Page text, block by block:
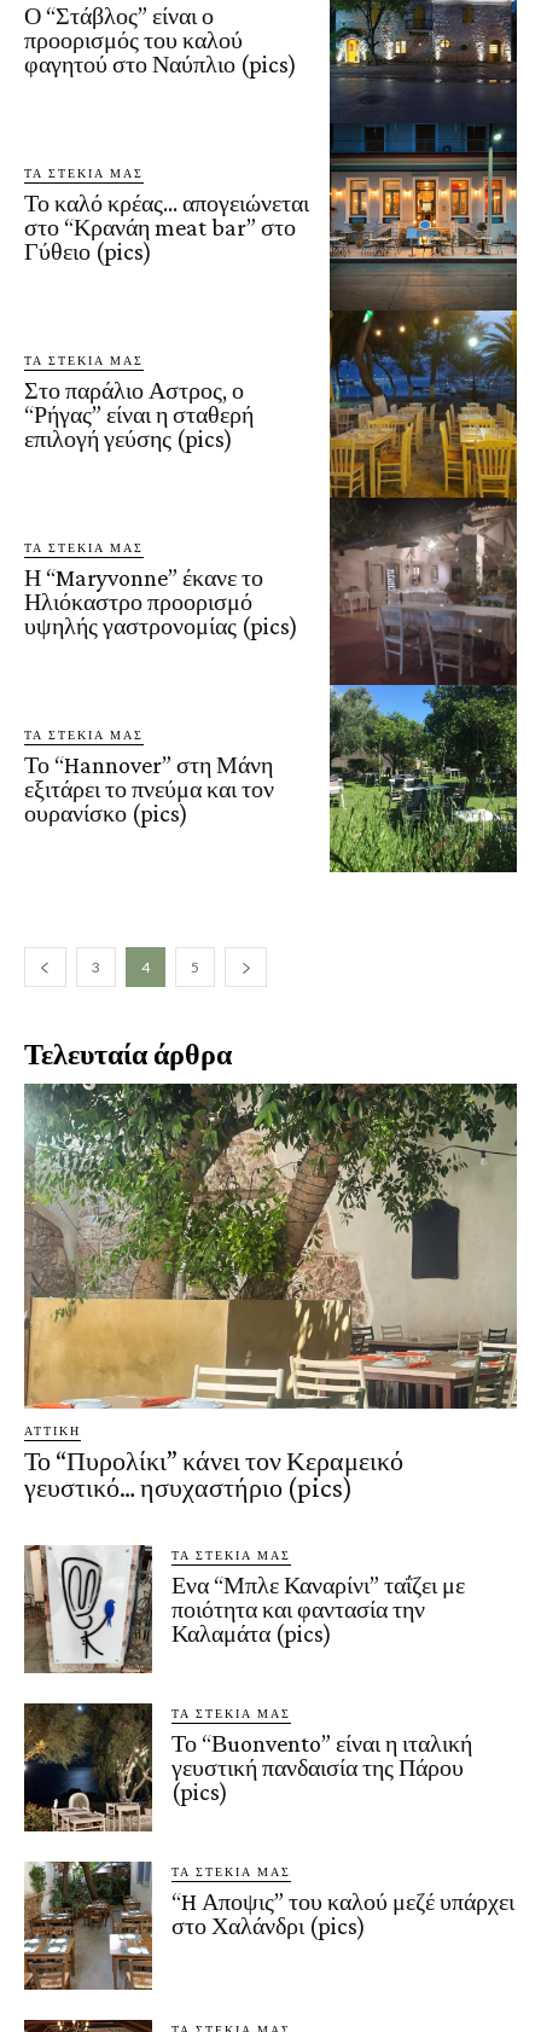
Ο “Στάβλος” είναι ο
προορισμός του καλού
φαγητού στο Ναύπλιο (pics)
ΤΑ ΣΤΕΚΙΑ ΜΑΣ
Το καλό κρέας… απογειώνεται
στο “Κρανάη meat bar” στο
Γύθειο (pics)
ΤΑ ΣΤΕΚΙΑ ΜΑΣ
Στο παράλιο Αστρος, ο
“Ρήγας” είναι η σταθερή
επιλογή γεύσης (pics)
ΤΑ ΣΤΕΚΙΑ ΜΑΣ
Η “Maryvonne” έκανε το
Ηλιόκαστρο προορισμό
υψηλής γαστρονομίας (pics)
ΤΑ ΣΤΕΚΙΑ ΜΑΣ
Το “Hannover” στη Μάνη
εξιτάρει το πνεύμα και τον
ουρανίσκο (pics)
3 4 5
Τελευταία άρθρα
ΑΤΤΙΚΗ
Το “Πυρολίκι” κάνει τον Κεραμεικό
γευστικό… ησυχαστήριο (pics)
ΤΑ ΣΤΕΚΙΑ ΜΑΣ
Ενα “Μπλε Καναρίνι” ταΐζει με
ποιότητα και φαντασία την
Καλαμάτα (pics)
ΤΑ ΣΤΕΚΙΑ ΜΑΣ
Το “Βuonvento” είναι η ιταλική
γευστική πανδαισία της Πάρου
(pics)
ΤΑ ΣΤΕΚΙΑ ΜΑΣ
“H Αποψις” του καλού μεζέ υπάρχει
στο Χαλάνδρι (pics)